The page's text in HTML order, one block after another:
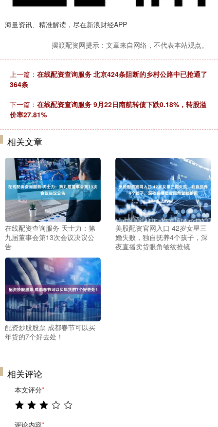
海量资讯、精准解读，尽在新浪财经APP
摆渡配资网提示：文章来自网络，不代表本站观点。
上一篇： 在线配资查询服务 北京424条阻断的乡村公路中已抢通了
364条
下一篇： 在线配资查询服务 9月22日南航转债下跌0.18%，转股溢
价率27.81%
相关文章
在线配资查询服务 天士力：第
九届董事会第13次会议决议公
告
美股配资官网入口 42岁女星三
婚失败，独自抚养4个孩子，深
夜直播卖货眼角皱纹抢镜
配资炒股股票 成都春节可以买
年货的7个好去处！
相关评论
本文评分*
评论内容*